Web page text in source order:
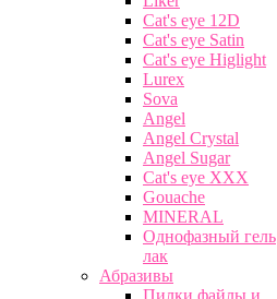
Cat's eye 12D
Cat's eye Satin
Cat's eye Higlight
Lurex
Sova
Angel
Angel Crystal
Angel Sugar
Cat's eye XXX
Gouache
MINERAL
Однофазный гель
лак
Абразивы
Пилки файлы и